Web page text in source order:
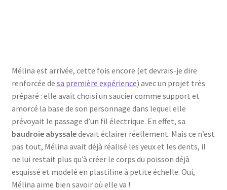
Mélina est arrivée, cette fois encore (et devrais-je dire
renforcée de sa première expérience) avec un projet très
préparé : elle avait choisi un saucier comme support et
amorcé la base de son personnage dans lequel elle
prévoyait le passage d’un fil électrique. En effet, sa
baudroie abyssaledevait éclairer réellement. Mais ce n’est
pas tout, Mélina avait déjà réalisé les yeux et les dents, il
ne lui restait plus qu’à créer le corps du poisson déjà
esquissé et modelé en plastiline à petite échelle. Oui,
Mélina aime bien savoir où elle va !